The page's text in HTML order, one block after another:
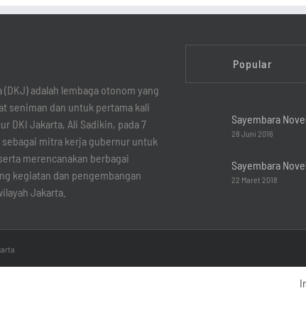
adalah lembaga otonom yang
seniman dan untuk pertama kali
DKI Jakarta, Ali Sadikin, pada 7
mitra kerja gubernur untuk
merencanakan berbagai
kegiatan dan pengembangan
Jakarta.
Popular
Sayembara
28 Juni 2016
Sayembara
22 Maret 2018